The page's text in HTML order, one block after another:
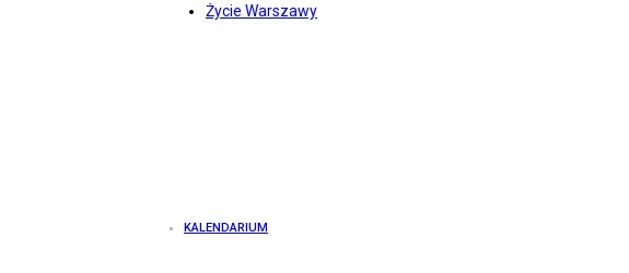
Życie Warszawy
KALENDARIUM